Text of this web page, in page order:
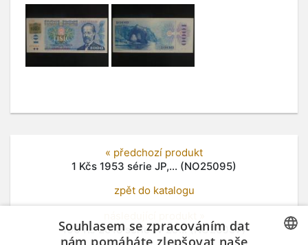
« předchozí produkt
1 Kčs 1953 série JP,... (NO25095)
zpět do katalogu
100 Kč 2018 série W 29... (NO25097)
Souhlasem se zpracováním dat
nám pomáháte zlepšovat naše